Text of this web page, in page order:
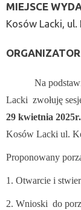
MIEJSCE
Kosów Lacki,
ORGANIZATOR
Na
Lacki zwołuję
29 kwietnia
Kosów Lacki ul.
Proponowany
1. Otwarcie i
2. Wnioski do